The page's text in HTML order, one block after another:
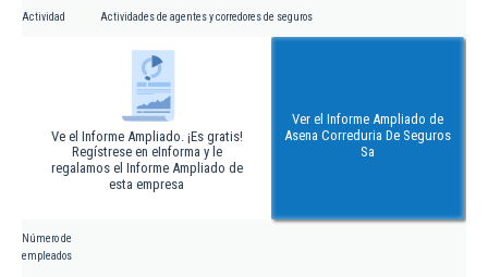
Actividad Actividades de agentes y corredores de seguros
Ve el Informe Ampliado. ¡Es gratis!
Regístrese en eInforma y le
regalamos el Informe Ampliado de
esta empresa
Ver el Informe Ampliado de
Asena Correduria De Seguros
Sa
Número de
empleados